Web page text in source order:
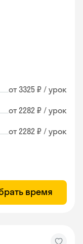
от 3325 ₽ / урок
от 2282 ₽ / урок
от 2282 ₽ / урок
время